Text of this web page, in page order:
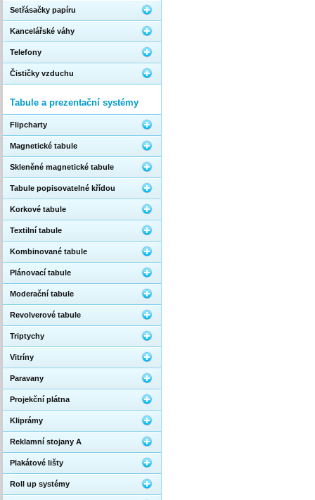
Setřásačky papíru
Kancelářské váhy
Telefony
Čističky vzduchu
Tabule a prezentační systémy
Flipcharty
Magnetické tabule
Skleněné magnetické tabule
Tabule popisovatelné křídou
Korkové tabule
Textilní tabule
Kombinované tabule
Plánovací tabule
Moderační tabule
Revolverové tabule
Triptychy
Vitríny
Paravany
Projekční plátna
Kliprámy
Reklamní stojany A
Plakátové lišty
Roll up systémy